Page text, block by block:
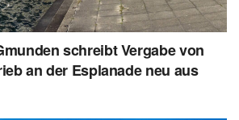
schreibt Vergabe von
an der Esplanade neu aus